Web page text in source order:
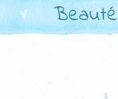
Beauté